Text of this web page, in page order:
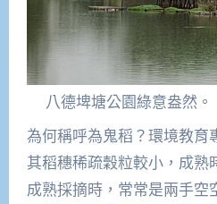
八德埤塘公園綠意盎然。
為何稱呼為鬼稻？環境教育
其稻穗稀疏穀粒較小，成熟
成熟採摘時，常常是兩手空